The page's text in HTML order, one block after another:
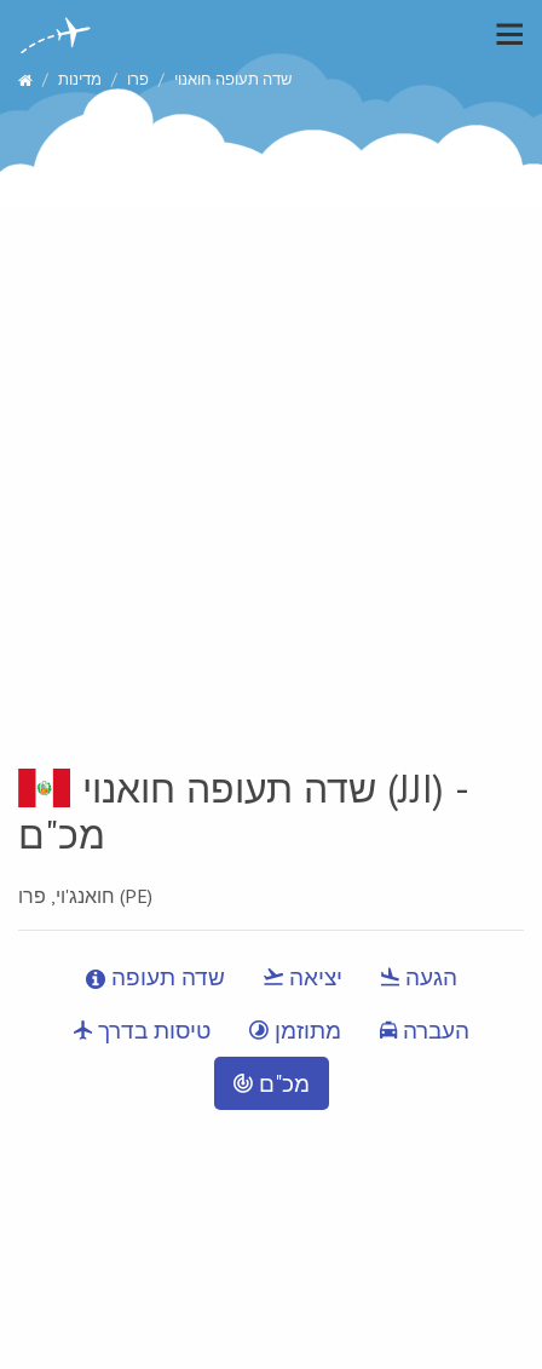
מדינות פרו שדה תעופה חואנוי
שדה תעופה חואנוי (JJI) -
מכ"ם
חואנג'וי, פרו (PE)
שדה תעופה יציאה
הגעה
טיסות בדרך
מתוזמן
העברה
מכ"ם